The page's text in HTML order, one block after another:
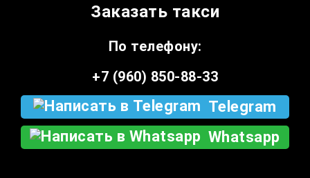
Заказать такси
По телефону:
+7 (960) 850-88-33
Telegram
Whatsapp